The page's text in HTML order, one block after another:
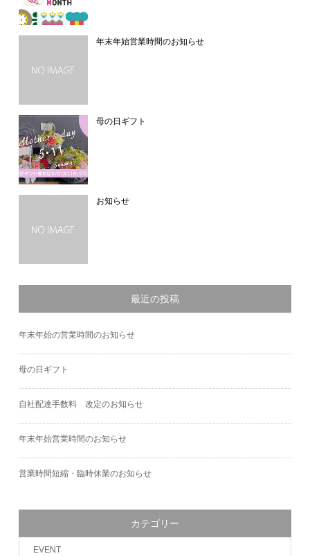
年末年始営業時間のお知らせ
母の日ギフト
お知らせ
最近の投稿
年末年始の営業時間のお知らせ
母の日ギフト
自社配達手数料 改定のお知らせ
年末年始営業時間のお知らせ
営業時間短縮・臨時休業のお知らせ
カテゴリー
EVENT